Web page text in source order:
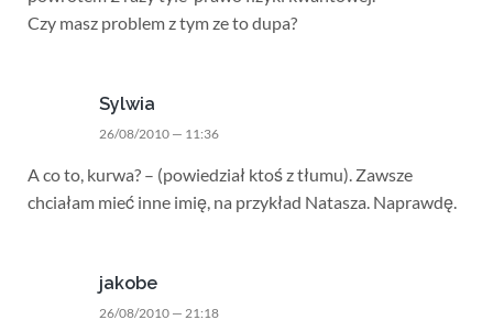
Czy masz problem z tym ze to dupa?
Sylwia
26/08/2010 — 11:36
A co to, kurwa? – (powiedział ktoś z tłumu). Zawsze
chciałam mieć inne imię, na przykład Natasza. Naprawdę.
jakobe
26/08/2010 — 21:18